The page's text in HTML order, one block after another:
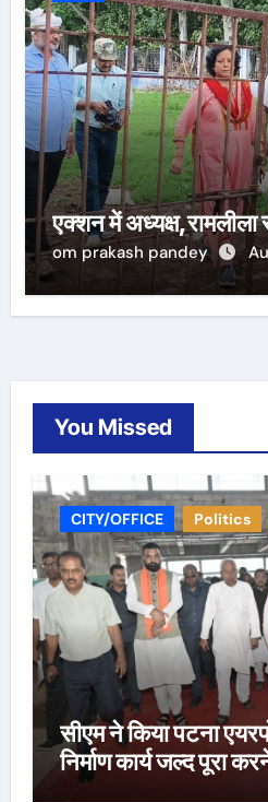
एक्शन में अध्यक्ष,रामलीला
om prakash pandey
You Missed
CITY/OFFICE Politics
सीएम ने किया पटना
निर्माण कार्य जल्द पूरा